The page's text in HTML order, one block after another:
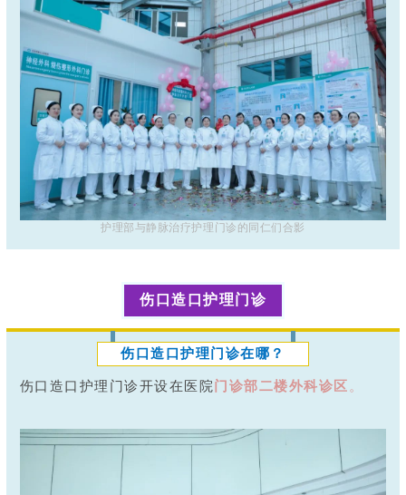
护理部与静脉治疗护理门诊的同仁们合影
伤口造口护理门诊
伤口造口护理门诊在哪？
伤口造口护理门诊开设在医院门诊部二楼外科诊区 。